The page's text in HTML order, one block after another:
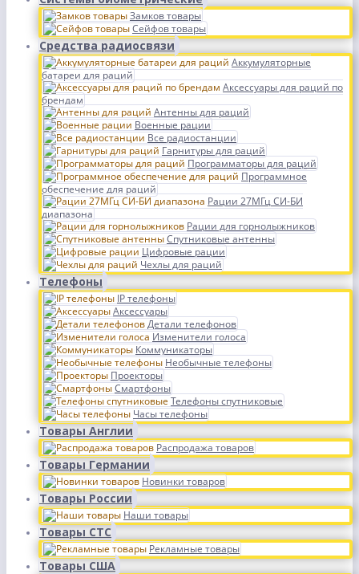
Замков товары
Сейфов товары
Средства радиосвязи
Аккумуляторные
батареи для раций
Аксессуары для раций по
брендам
Антенны для раций
Военные рации
Все радиостанции
Гарнитуры для раций
Программаторы для раций
Программное
обеспечение для раций
Рации 27МГц СИ-БИ
диапазона
Рации для горнолыжников
Спутниковые антенны
Цифровые рации
Чехлы для раций
Телефоны
IP телефоны
Аксессуары
Детали телефонов
Изменители голоса
Коммуникаторы
Необычные телефоны
Проекторы
Смартфоны
Телефоны спутниковые
Часы телефоны
Товары Англии
Распродажа товаров
Товары Германии
Новинки товаров
Товары России
Наши товары
Товары СТС
Рекламные товары
Товары США